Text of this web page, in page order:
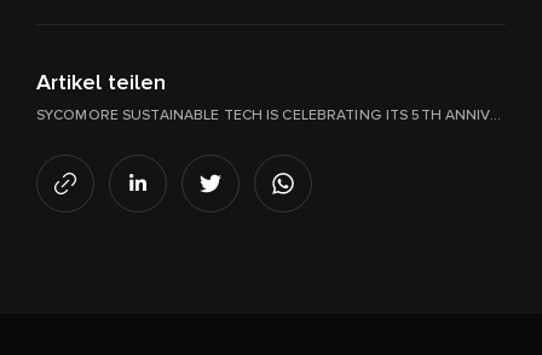
Artikel teilen
SYCOMORE SUSTAINABLE TECH IS CELEBRATING ITS 5TH ANNIVERSARY